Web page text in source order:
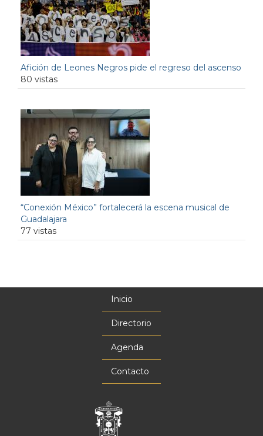
Afición de Leones Negros pide el regreso del ascenso
80 vistas
“Conexión México” fortalecerá la escena musical de
Guadalajara
77 vistas
Inicio
Directorio
Agenda
Contacto